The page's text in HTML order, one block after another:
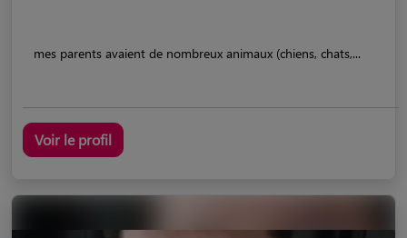
mes parents avaient de nombreux animaux (chiens, chats,...
Voir le profil